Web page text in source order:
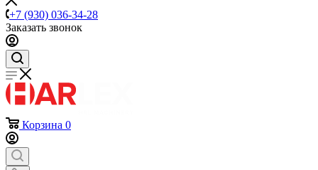
+7 (930) 036-34-28
Заказать звонок
Корзина 0